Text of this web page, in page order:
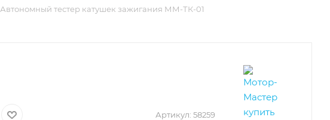
Автономный тестер катушек зажигания ММ-ТК-01
Артикул: 58259